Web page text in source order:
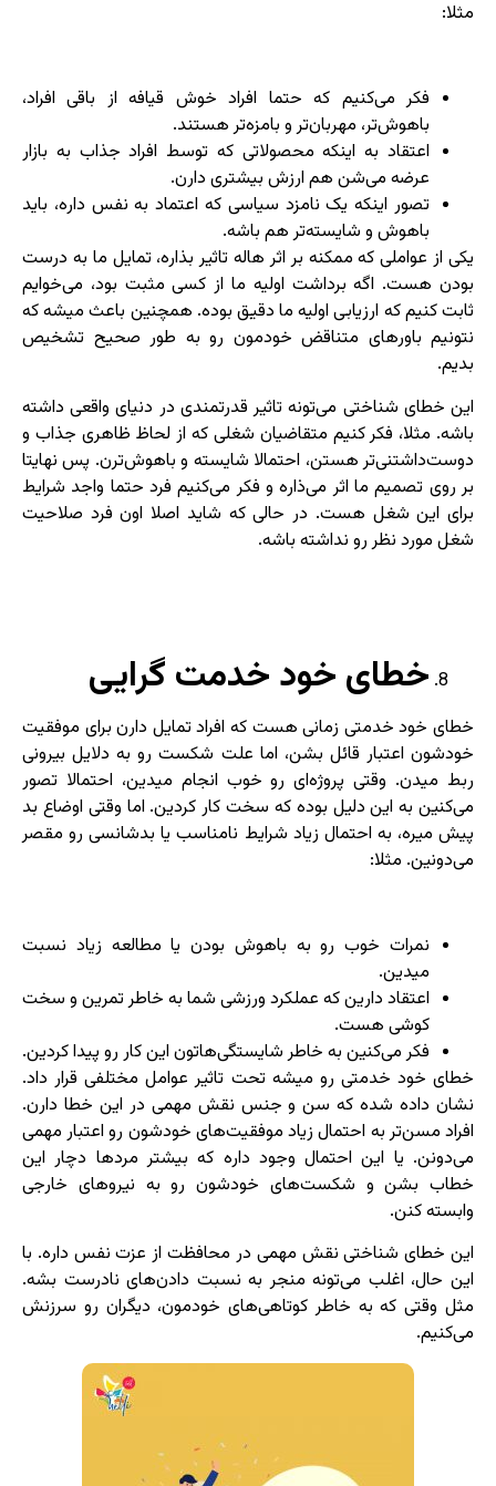
مثلا:
فکر می‌کنیم که حتما افراد خوش قیافه از باقی افراد،
باهوش‌تر، مهربان‌تر و بامزه‌تر هستند.
اعتقاد به اینکه محصولاتی که توسط افراد جذاب به بازار
عرضه می‌شن هم ارزش بیشتری دارن.
تصور اینکه یک نامزد سیاسی که اعتماد به نفس داره، باید
باهوش و شایسته‌تر هم باشه.
یکی از عواملی که ممکنه بر اثر هاله تاثیر بذاره، تمایل ما به درست
بودن هست. اگه برداشت اولیه ما از کسی مثبت بود، می‌خوایم
ثابت کنیم که ارزیابی اولیه ما دقیق بوده. همچنین باعث میشه که
نتونیم باورهای متناقض خودمون رو به طور صحیح تشخیص
بدیم.
این خطای شناختی می‌تونه تاثیر قدرتمندی در دنیای واقعی داشته
باشه. مثلا، فکر کنیم متقاضیان شغلی که از لحاظ ظاهری جذاب و
دوست‌داشتنی‌تر هستن، احتمالا شایسته و باهوش‌ترن. پس نهایتا
بر روی تصمیم ما اثر می‌ذاره و فکر می‌کنیم فرد حتما واجد شرایط
برای این شغل هست. در حالی که شاید اصلا اون فرد صلاحیت
شغل مورد نظر رو نداشته باشه.
خطای خود خدمت گرایی
خطای خود خدمتی زمانی هست که افراد تمایل دارن برای موفقیت
خودشون اعتبار قائل بشن، اما علت شکست رو به دلایل بیرونی
ربط میدن. وقتی پروژه‌ای رو خوب انجام میدین، احتمالا تصور
می‌کنین به این دلیل بوده که سخت کار کردین. اما وقتی اوضاع بد
پیش میره، به احتمال زیاد شرایط نامناسب یا بدشانسی رو مقصر
می‌دونین. مثلا:
نمرات خوب رو به باهوش بودن یا مطالعه زیاد نسبت
میدین.
اعتقاد دارین که عملکرد ورزشی شما به خاطر تمرین و سخت
کوشی هست.
فکر می‌کنین به خاطر شایستگی‌هاتون این کار رو پیدا کردین.
خطای خود خدمتی رو میشه تحت تاثیر عوامل مختلفی قرار داد.
نشان داده شده که سن و جنس نقش مهمی در این خطا دارن.
افراد مسن‌تر به احتمال زیاد موفقیت‌های خودشون رو اعتبار مهمی
می‌دونن. یا این احتمال وجود داره که بیشتر مردها دچار این
خطاب بشن و شکست‌های خودشون رو به نیروهای خارجی
وابسته کنن.
این خطای شناختی نقش مهمی در محافظت از عزت نفس داره. با
این حال، اغلب می‌تونه منجر به نسبت دادن‌های نادرست بشه.
مثل وقتی که به خاطر کوتاهی‌های خودمون، دیگران رو سرزنش
می‌کنیم.